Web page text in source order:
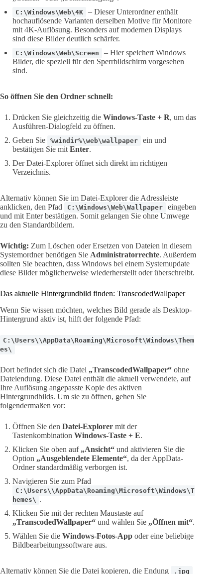
C:\Windows\Web\4K
– Dieser Unterordner enthält
hochauflösende Varianten derselben Motive für Monitore
mit 4K-Auflösung. Besonders auf modernen Displays
sind diese Bilder deutlich schärfer.
C:\Windows\Web\Screen
– Hier speichert Windows
Bilder, die speziell für den Sperrbildschirm vorgesehen
sind.
So öffnen Sie den Ordner schnell:
Drücken Sie gleichzeitig die Windows-Taste + R, um das
Ausführen-Dialogfeld zu öffnen.
Geben Sie
%windir%\web\wallpaper
ein und
bestätigen Sie mit Enter.
Der Datei-Explorer öffnet sich direkt im richtigen
Verzeichnis.
Alternativ können Sie im Datei-Explorer die Adressleiste
anklicken, den Pfad
C:\Windows\Web\Wallpaper
eingeben
und mit Enter bestätigen. Somit gelangen Sie ohne Umwege
zu den Standardbildern.
Wichtig: Zum Löschen oder Ersetzen von Dateien in diesem
Systemordner benötigen Sie Administratorrechte. Außerdem
sollten Sie beachten, dass Windows bei einem Systemupdate
diese Bilder möglicherweise wiederherstellt oder überschreibt.
Das aktuelle Hintergrundbild finden: TranscodedWallpaper
Wenn Sie wissen möchten, welches Bild gerade als Desktop-
Hintergrund aktiv ist, hilft der folgende Pfad:
C:\Users\\AppData\Roaming\Microsoft\Windows\Them
es\
Dort befindet sich die Datei „TranscodedWallpaper“ ohne
Dateiendung. Diese Datei enthält die aktuell verwendete, auf
Ihre Auflösung angepasste Kopie des aktiven
Hintergrundbilds. Um sie zu öffnen, gehen Sie
folgendermaßen vor:
Öffnen Sie den Datei-Explorer mit der
Tastenkombination Windows-Taste + E.
Klicken Sie oben auf „Ansicht“ und aktivieren Sie die
Option „Ausgeblendete Elemente“, da der AppData-
Ordner standardmäßig verborgen ist.
Navigieren Sie zum Pfad
C:\Users\\AppData\Roaming\Microsoft\Windows\T
hemes\ .
Klicken Sie mit der rechten Maustaste auf
„TranscodedWallpaper“ und wählen Sie „Öffnen mit“.
Wählen Sie die Windows-Fotos-App oder eine beliebige
Bildbearbeitungssoftware aus.
Alternativ können Sie die Datei kopieren, die Endung .jpg